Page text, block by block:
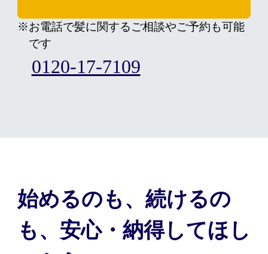
※お電話で髪に関するご相談やご予約も可能
です
0120-17-7109
始めるのも、続けるの
も、安心・納得してほし